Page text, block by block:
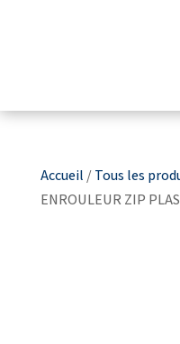
Accueil /Tous les
ENROULEUR ZIP